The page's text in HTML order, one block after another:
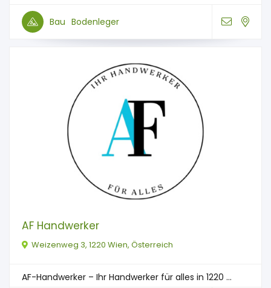
Bau Bodenleger
AF Handwerker
Weizenweg 3, 1220 Wien, Österreich
AF-Handwerker – Ihr Handwerker für alles in 1220 ...